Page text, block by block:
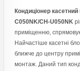
Кондиціонер
C050NK/CH-U050NK
приміщенню,
Найчастіше касетні
ближче до центру
монтаж. Даний тип